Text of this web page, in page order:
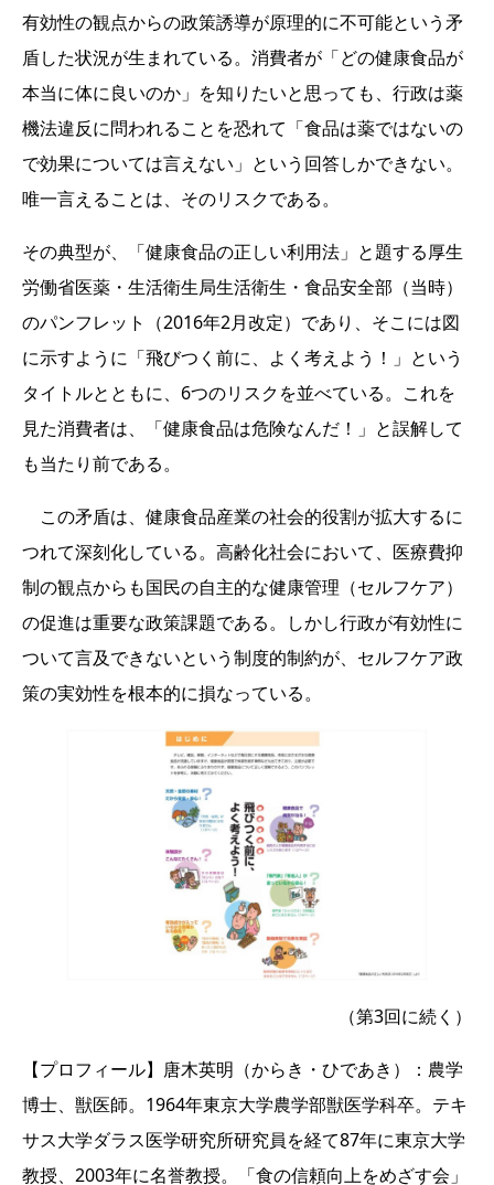
有効性の観点からの政策誘導が原理的に不可能という矛
盾した状況が生まれている。消費者が「どの健康食品が
本当に体に良いのか」を知りたいと思っても、行政は薬
機法違反に問われることを恐れて「食品は薬ではないの
で効果については言えない」という回答しかできない。
唯一言えることは、そのリスクである。
その典型が、「健康食品の正しい利用法」と題する厚生
労働省医薬・生活衛生局生活衛生・食品安全部（当時）
のパンフレット（2016年2月改定）であり、そこには図
に示すように「飛びつく前に、よく考えよう！」という
タイトルとともに、6つのリスクを並べている。これを
見た消費者は、「健康食品は危険なんだ！」と誤解して
も当たり前である。
この矛盾は、健康食品産業の社会的役割が拡大するに
つれて深刻化している。高齢化社会において、医療費抑
制の観点からも国民の自主的な健康管理（セルフケア）
の促進は重要な政策課題である。しかし行政が有効性に
ついて言及できないという制度的制約が、セルフケア政
策の実効性を根本的に損なっている。
（第3回に続く）
【プロフィール】唐木英明（からき・ひであき）：農学
博士、獣医師。1964年東京大学農学部獣医学科卒。テキ
サス大学ダラス医学研究所研究員を経て87年に東京大学
教授、2003年に名誉教授。「食の信頼向上をめざす会」